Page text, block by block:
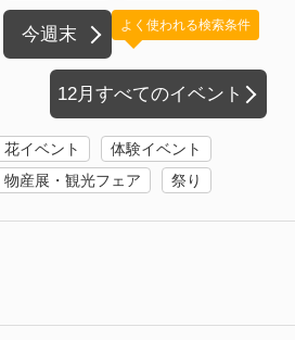
今週末
12月すべてのイベント
よく使われる検索条件
花イベント
体験イベント
物産展・観光フェア
祭り